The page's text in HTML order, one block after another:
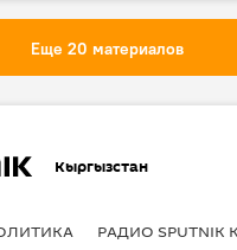
Еще 20 материалов
Кыргызстан
РАДИО SPUTNIK